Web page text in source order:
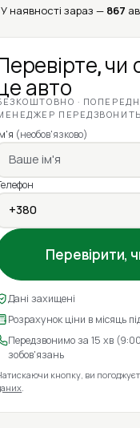
У наявності зараз — 867
чи
авто
·
ПЕРЕДЗВОНИТЬ
(необов'язково)
Перевірити,
Дані захищені
Розрахунок ціни в місяць
Передзвонимо за 15 хв
зобов'язань
кнопку, ви